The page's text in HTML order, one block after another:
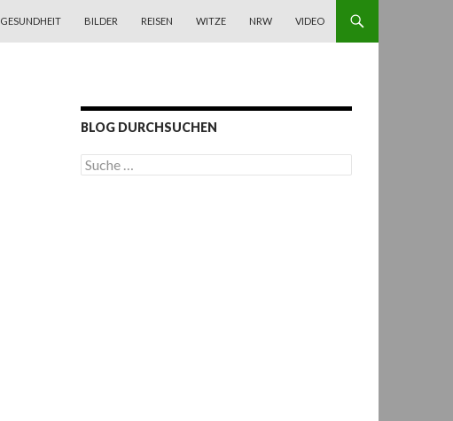
GESUNDHEIT BILDER REISEN WITZE NRW VIDEO
BLOG DURCHSUCHEN
S
u